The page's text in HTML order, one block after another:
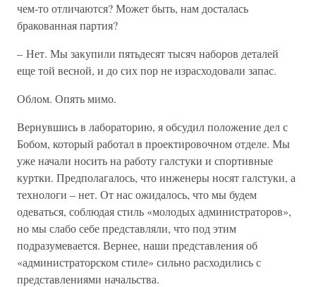
чем-то отличаются? Может быть, нам досталась
бракованная партия?
– Нет. Мы закупили пятьдесят тысяч наборов деталей
еще той весной, и до сих пор не израсходовали запас.
Облом. Опять мимо.
Вернувшись в лабораторию, я обсудил положение дел с
Бобом, который работал в проектировочном отделе. Мы
уже начали носить на работу галстуки и спортивные
куртки. Предполагалось, что инженеры носят галстуки, а
технологи – нет. От нас ожидалось, что мы будем
одеваться, соблюдая стиль «молодых администраторов»,
но мы слабо себе представляли, что под этим
подразумевается. Вернее, наши представления об
«администраторском стиле» сильно расходились с
представлениями начальства.